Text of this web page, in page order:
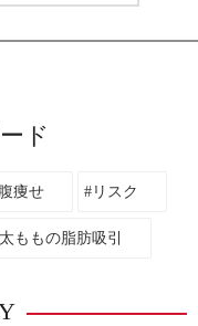
ド
痩せ #リスク
ももの脂肪吸引